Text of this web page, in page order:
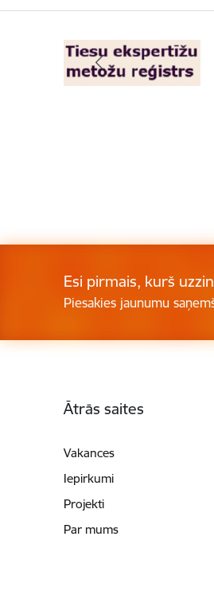
Esi pirmais, kurš
Piesakies jaunumu
Ātrās saites
Vakances
Iepirkumi
Projekti
Par mums